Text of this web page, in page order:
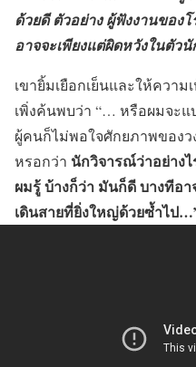
ด้วยดี ตัวอย่าง ผู้ฟังงานขอ
อาจจะเพียงแต่ผิดหวังในตัว
เขายิ้มเยือกเย็นและให้คว
เพิ่งค้นพบว่า “… หรือผมจะแ
ผู้คนก็ไม่พอใจศักยภาพของ
หรอกว่า นักวิจารณ์ว่าอย่าง
ผมรู้ บ้างก็ว่า มันก็ดี บางทีอ
เดินสายที่ยิ่งใหญ่ด้วยซ้ำไป